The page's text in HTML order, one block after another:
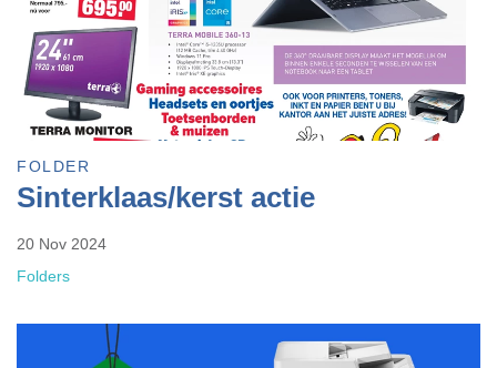
FOLDER
Sinterklaas/kerst actie
20 Nov 2024
Folders